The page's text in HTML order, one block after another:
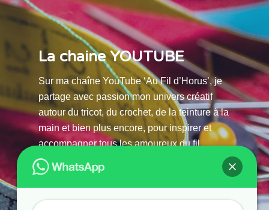
La chaine YOUTUBE
Sur ma chaîne YouTube ‘Au Fil d’Horus’, je
partage avec passion mon univers créatif
autour du tricot, du crochet, de la teinture à la
main et bien plus encore, pour inspirer et
accompagner tous les amoureux du fil.